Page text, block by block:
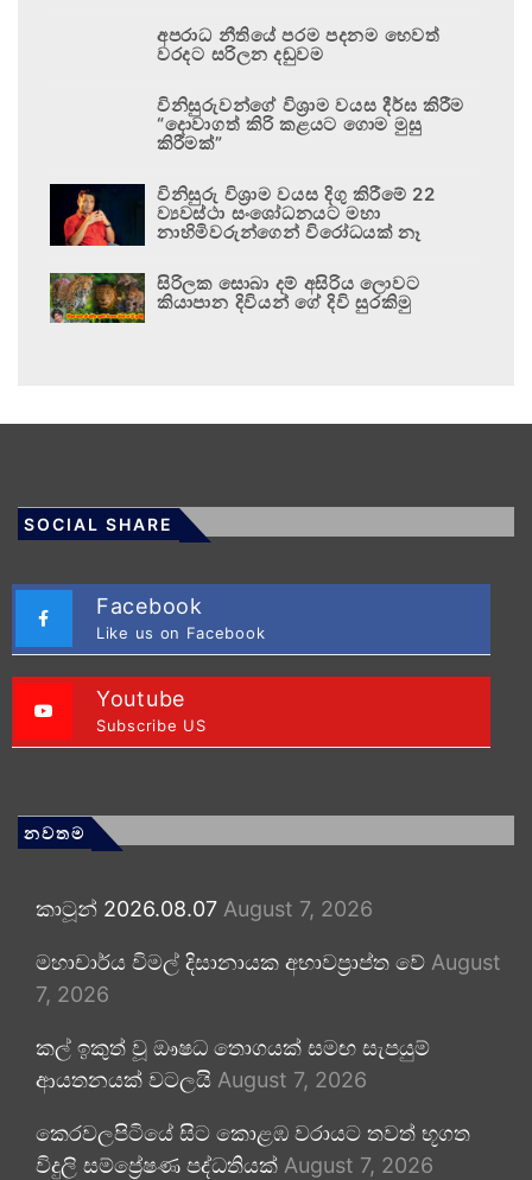
අපරාධ නීතියේ පරම පදනම හෙවත්
වරදට සරිලන දඬුවම
විනිසුරුවන්ගේ විශ්‍රාම වයස දීර්ඝ කිරීම
“දොවාගත් කිරි කළයට ගොම මුසු
කිරීමක්”
විනිසුරු විශ්‍රාම වයස දිගු කිරීමේ 22
ව්‍යවස්ථා සංශෝධනයට මහා
නාහිමිවරුන්ගෙන් විරෝධයක් නෑ
සිරිලක සොබා දම් අසිරිය ලොවට
කියාපාන දිවියන් ගේ දිවි සුරකිමු
SOCIAL SHARE
Facebook
Like us on Facebook
Youtube
Subscribe US
නවතම
කාටූන් 2026.08.07 August 7, 2026
මහාචාර්ය විමල් දිසානායක අභාවප්‍රාප්ත වේ August
7, 2026
කල් ඉකුත් වූ ඖෂධ තොගයක් සමඟ සැපයුම්
ආයතනයක් වටලයි August 7, 2026
කෙරවලපිටියේ සිට කොළඹ වරායට තවත් භූගත
විදුලි සම්ප්‍රේෂණ පද්ධතියක් August 7, 2026